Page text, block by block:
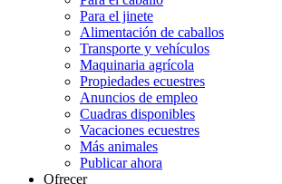
Para el jinete
Alimentación de caballos
Transporte y vehículos
Maquinaria agrícola
Propiedades ecuestres
Anuncios de empleo
Cuadras disponibles
Vacaciones ecuestres
Más animales
Publicar ahora
Ofrecer